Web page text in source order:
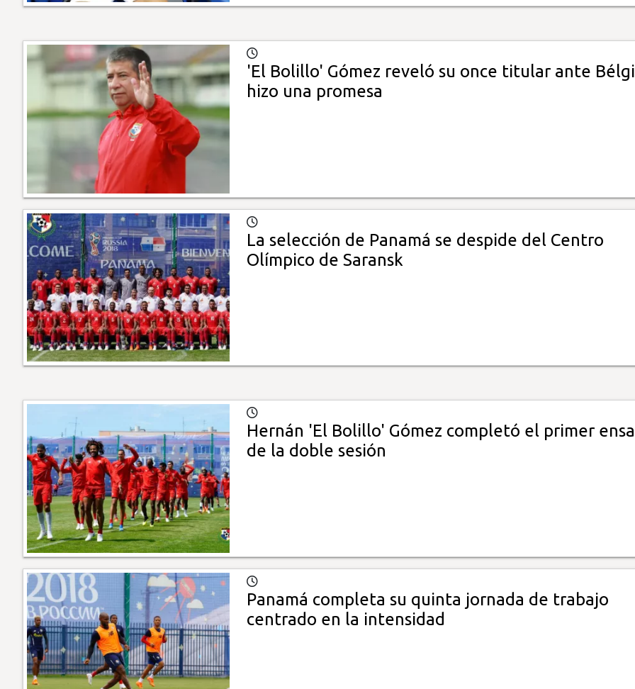
'El Bolillo' Gómez reveló su once titular ante
hizo una promesa
La selección de Panamá se despide del Centro
Olímpico de Saransk
Hernán 'El Bolillo' Gómez completó el primer
de la doble sesión
Panamá completa su quinta jornada de trabajo
centrado en la intensidad